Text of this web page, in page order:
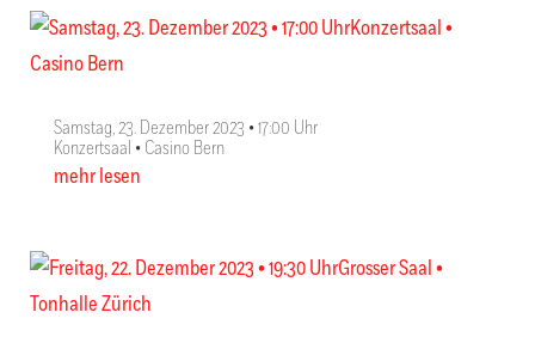
Samstag, 23. Dezember 2023 • 17:00 Uhr
Konzertsaal • Casino Bern
mehr lesen